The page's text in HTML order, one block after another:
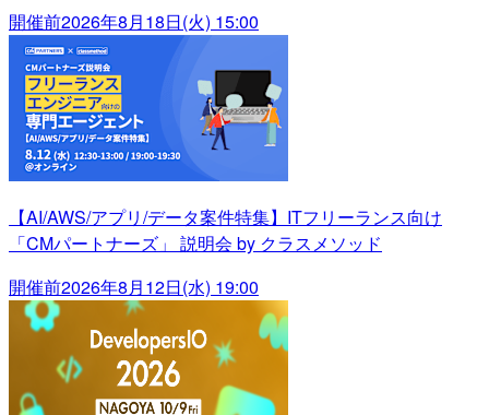
開催前2026年8月18日(火) 15:00
【AI/AWS/アプリ/データ案件特集】ITフリーランス向け
「CMパートナーズ」 説明会 by クラスメソッド
開催前2026年8月12日(水) 19:00